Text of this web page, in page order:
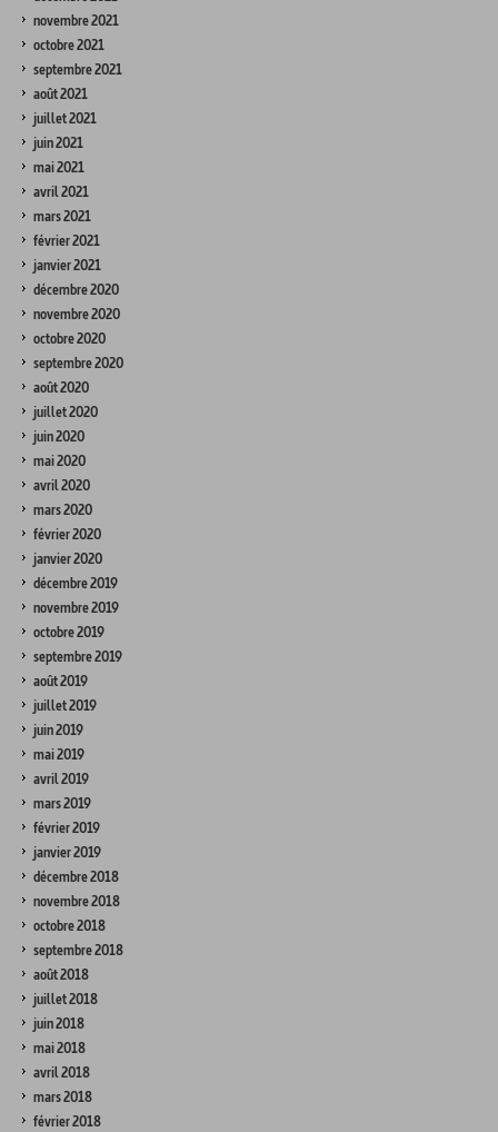
novembre 2021
octobre 2021
septembre 2021
août 2021
juillet 2021
juin 2021
mai 2021
avril 2021
mars 2021
février 2021
janvier 2021
décembre 2020
novembre 2020
octobre 2020
septembre 2020
août 2020
juillet 2020
juin 2020
mai 2020
avril 2020
mars 2020
février 2020
janvier 2020
décembre 2019
novembre 2019
octobre 2019
septembre 2019
août 2019
juillet 2019
juin 2019
mai 2019
avril 2019
mars 2019
février 2019
janvier 2019
décembre 2018
novembre 2018
octobre 2018
septembre 2018
août 2018
juillet 2018
juin 2018
mai 2018
avril 2018
mars 2018
février 2018